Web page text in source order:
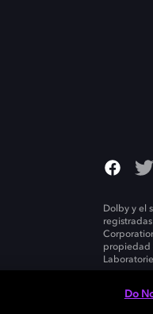
Dolby y el
propiedad
Do